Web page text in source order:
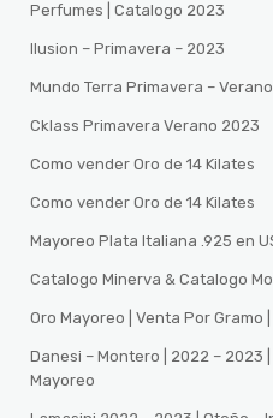
Perfumes | Catalogo 2023
Ilusion – Primavera – 2023
Mundo Terra Primavera –
Cklass Primavera Verano 2023
Como vender Oro de 14 Kilates
Como vender Oro de 14 Kilates
Mayoreo Plata Italiana .925 en
Catalogo Minerva & Catalogo
Oro Mayoreo | Venta Por Gramo
Danesi – Montero | 2022 – 2023
Mayoreo